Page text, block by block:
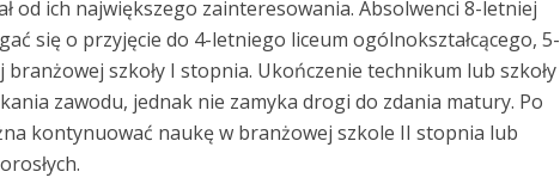
od ich największego zainteresowania. Absolwenci 8-letniej
się o przyjęcie do 4-letniego liceum ogólnokształcącego, 5-
szkoły I stopnia. Ukończenie technikum lub szkoły
zawodu, jednak nie zamyka drogi do zdania matury. Po
kontynuować naukę w branżowej szkole II stopnia lub